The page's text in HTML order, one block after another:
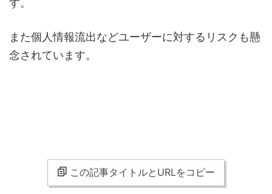
す。
また個人情報流出などユーザーに対するリスクも懸
念されています。
この記事タイトルとURLをコピー